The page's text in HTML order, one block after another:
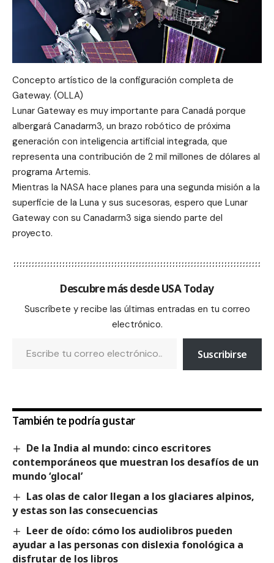
Concepto artístico de la configuración completa de
Gateway. (OLLA)
Lunar Gateway es muy importante para Canadá porque
albergará Canadarm3, un brazo robótico de próxima
generación con inteligencia artificial integrada, que
representa una contribución de 2 mil millones de dólares al
programa Artemis.
Mientras la NASA hace planes para una segunda misión a la
superficie de la Luna y sus sucesoras, espero que Lunar
Gateway con su Canadarm3 siga siendo parte del
proyecto.
Descubre más desde USA Today
Suscríbete y recibe las últimas entradas en tu correo
electrónico.
Suscribirse
También te podría gustar
De la India al mundo: cinco escritores
contemporáneos que muestran los desafíos de un
mundo ‘glocal’
Las olas de calor llegan a los glaciares alpinos,
y estas son las consecuencias
Leer de oído: cómo los audiolibros pueden
ayudar a las personas con dislexia fonológica a
disfrutar de los libros